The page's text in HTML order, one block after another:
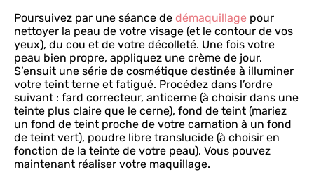
Poursuivez par une séance de démaquillage pour
nettoyer la peau de votre visage (et le contour de vos
yeux), du cou et de votre décolleté. Une fois votre
peau bien propre, appliquez une crème de jour.
S’ensuit une série de cosmétique destinée à illuminer
votre teint terne et fatigué. Procédez dans l’ordre
suivant : fard correcteur, anticerne (à choisir dans une
teinte plus claire que le cerne), fond de teint (mariez
un fond de teint proche de votre carnation à un fond
de teint vert), poudre libre translucide (à choisir en
fonction de la teinte de votre peau). Vous pouvez
maintenant réaliser votre maquillage.